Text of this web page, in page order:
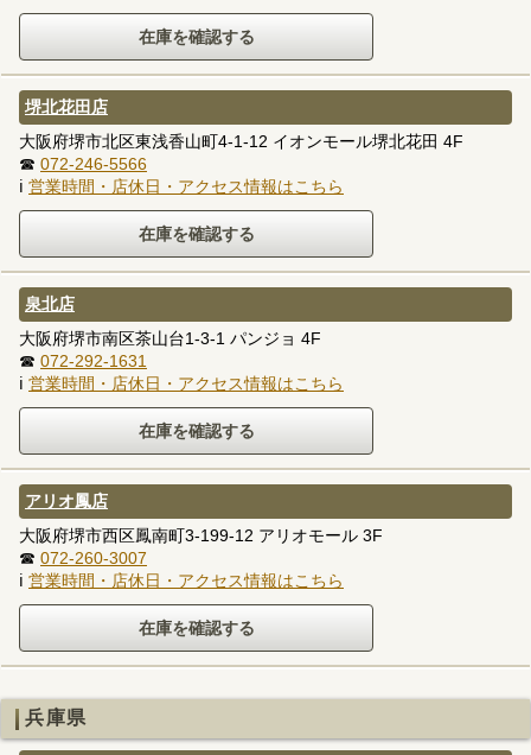
堺北花田店
大阪府堺市北区東浅香山町4-1-12 イオンモール堺北花田 4F
☎ 072-246-5566
ℹ 営業時間・店休日・アクセス情報はこちら
泉北店
大阪府堺市南区茶山台1-3-1 パンジョ 4F
☎ 072-292-1631
ℹ 営業時間・店休日・アクセス情報はこちら
アリオ鳳店
大阪府堺市西区鳳南町3-199-12 アリオモール 3F
☎ 072-260-3007
ℹ 営業時間・店休日・アクセス情報はこちら
兵庫県